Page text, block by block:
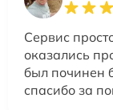
Сервис
оказались
был починен
спасибо за